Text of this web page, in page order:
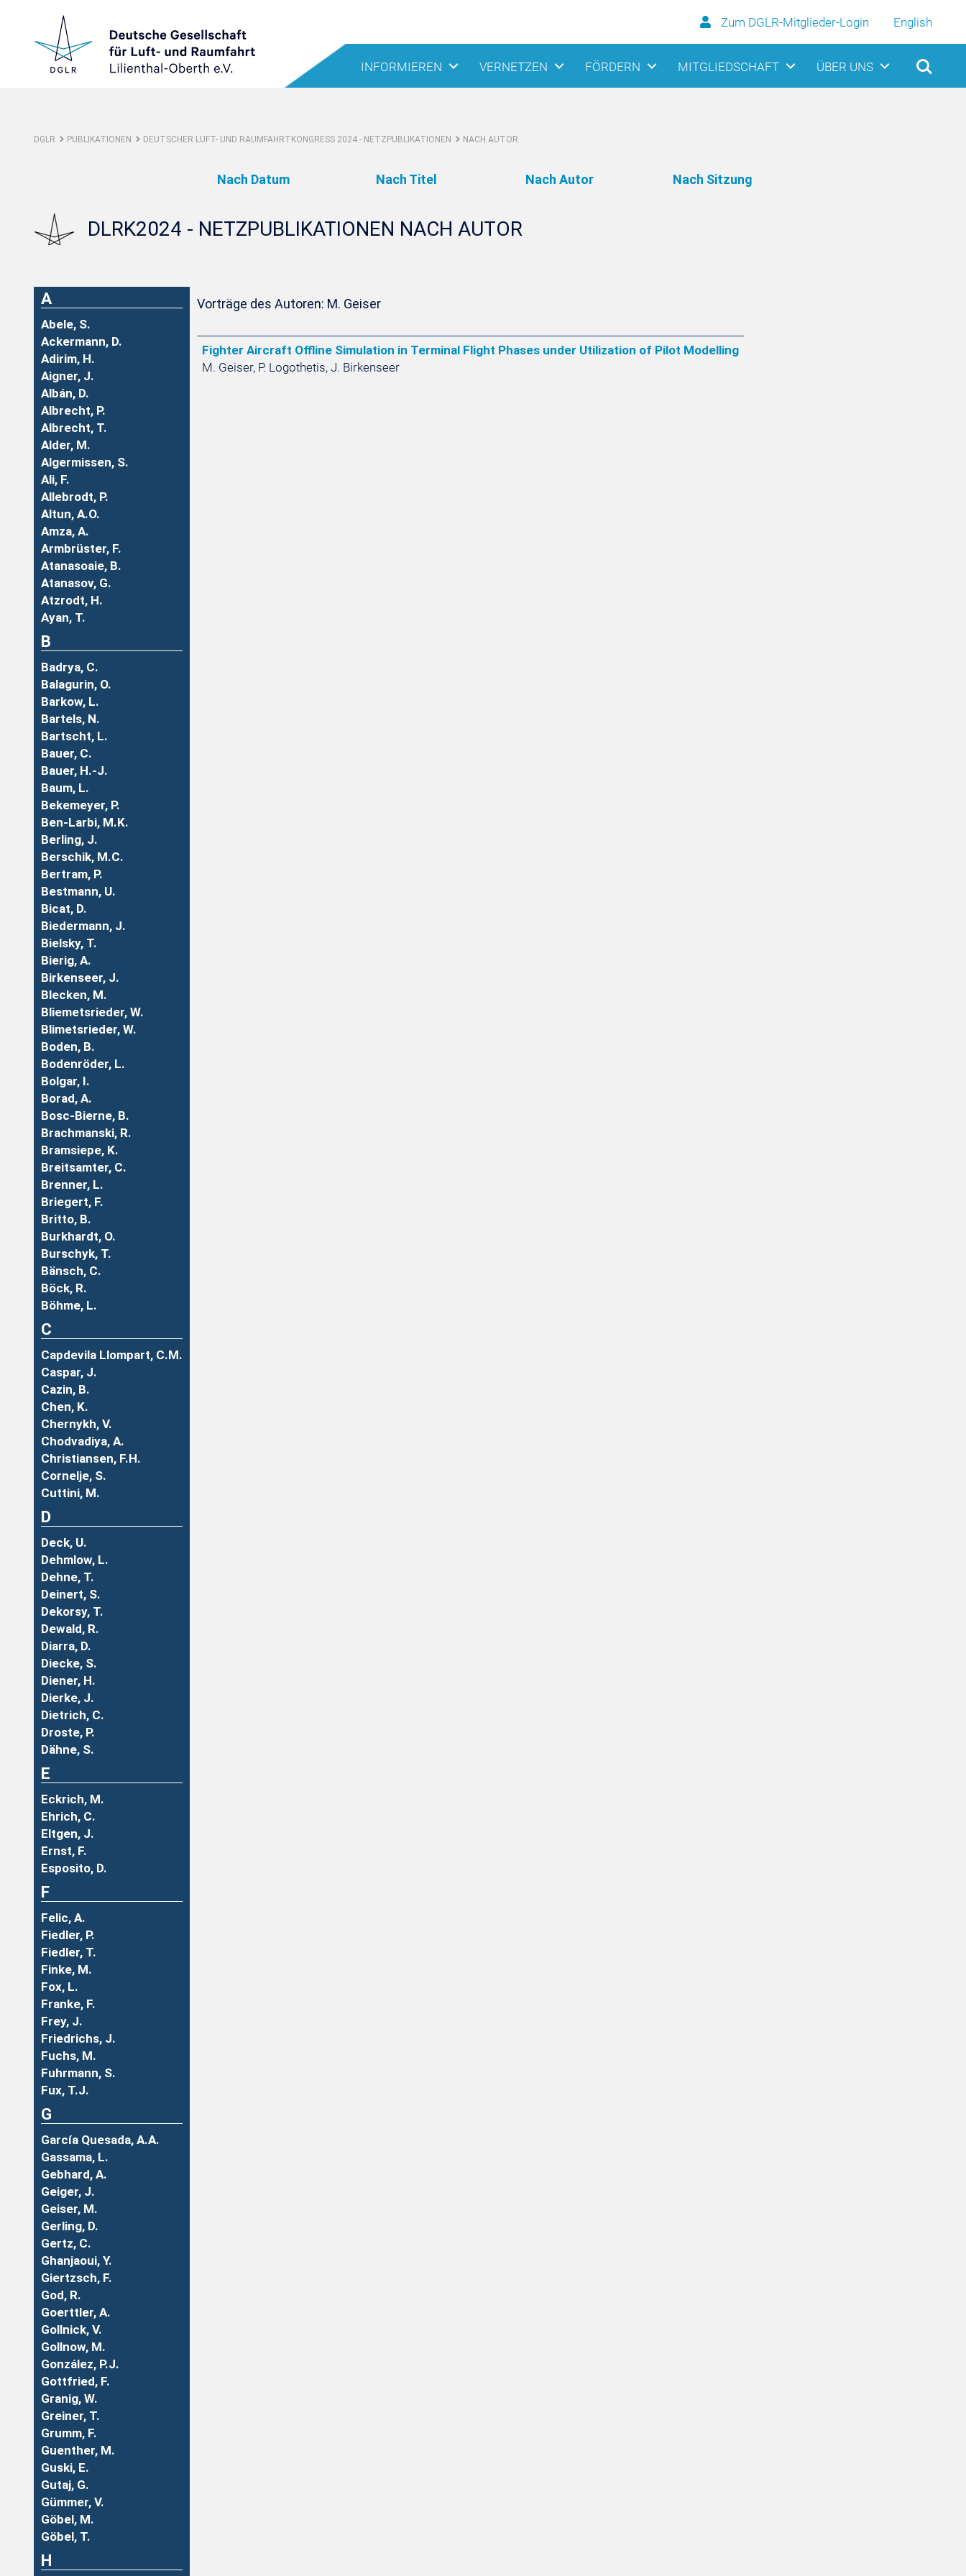
Zum DGLR-Mitglieder-Login English
INFORMIEREN VERNETZEN FÖRDERN MITGLIEDSCHAFT ÜBER UNS
DGLR PUBLIKATIONEN DEUTSCHER LUFT- UND RAUMFAHRTKONGRESS 2024 - NETZPUBLIKATIONEN NACH AUTOR
Nach Datum Nach Titel Nach Autor Nach Sitzung
DLRK2024 - NETZPUBLIKATIONEN NACH AUTOR
A
Abele, S.
Ackermann, D.
Adirim, H.
Aigner, J.
Albán, D.
Albrecht, P.
Albrecht, T.
Alder, M.
Algermissen, S.
Ali, F.
Allebrodt, P.
Altun, A.O.
Amza, A.
Armbrüster, F.
Atanasoaie, B.
Atanasov, G.
Atzrodt, H.
Ayan, T.
B
Badrya, C.
Balagurin, O.
Barkow, L.
Bartels, N.
Bartscht, L.
Bauer, C.
Bauer, H.-J.
Baum, L.
Bekemeyer, P.
Ben-Larbi, M.K.
Berling, J.
Berschik, M.C.
Bertram, P.
Bestmann, U.
Bicat, D.
Biedermann, J.
Bielsky, T.
Bierig, A.
Birkenseer, J.
Blecken, M.
Bliemetsrieder, W.
Blimetsrieder, W.
Boden, B.
Bodenröder, L.
Bolgar, I.
Borad, A.
Bosc-Bierne, B.
Brachmanski, R.
Bramsiepe, K.
Breitsamter, C.
Brenner, L.
Briegert, F.
Britto, B.
Burkhardt, O.
Burschyk, T.
Bänsch, C.
Böck, R.
Böhme, L.
C
Capdevila Llompart, C.M.
Caspar, J.
Cazin, B.
Chen, K.
Chernykh, V.
Chodvadiya, A.
Christiansen, F.H.
Cornelje, S.
Cuttini, M.
D
Deck, U.
Dehmlow, L.
Dehne, T.
Deinert, S.
Dekorsy, T.
Dewald, R.
Diarra, D.
Diecke, S.
Diener, H.
Dierke, J.
Dietrich, C.
Droste, P.
Dähne, S.
E
Eckrich, M.
Ehrich, C.
Eltgen, J.
Ernst, F.
Esposito, D.
F
Felic, A.
Fiedler, P.
Fiedler, T.
Finke, M.
Fox, L.
Franke, F.
Frey, J.
Friedrichs, J.
Fuchs, M.
Fuhrmann, S.
Fux, T.J.
G
García Quesada, A.A.
Gassama, L.
Gebhard, A.
Geiger, J.
Geiser, M.
Gerling, D.
Gertz, C.
Ghanjaoui, Y.
Giertzsch, F.
God, R.
Goerttler, A.
Gollnick, V.
Gollnow, M.
González, P.J.
Gottfried, F.
Granig, W.
Greiner, T.
Grumm, F.
Guenther, M.
Guski, E.
Gutaj, G.
Gümmer, V.
Göbel, M.
Göbel, T.
H
Vorträge des Autoren: M. Geiser
Fighter Aircraft Offline Simulation in Terminal Flight Phases under Utilization of Pilot Modelling
M. Geiser, P. Logothetis, J. Birkenseer